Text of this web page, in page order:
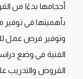
أحجامها بدءًا من
بأهميتها في
وتوفير فرص عمل
الفنية في وضع
القروض والتدريب